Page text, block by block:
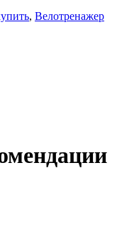
, Велотренажер